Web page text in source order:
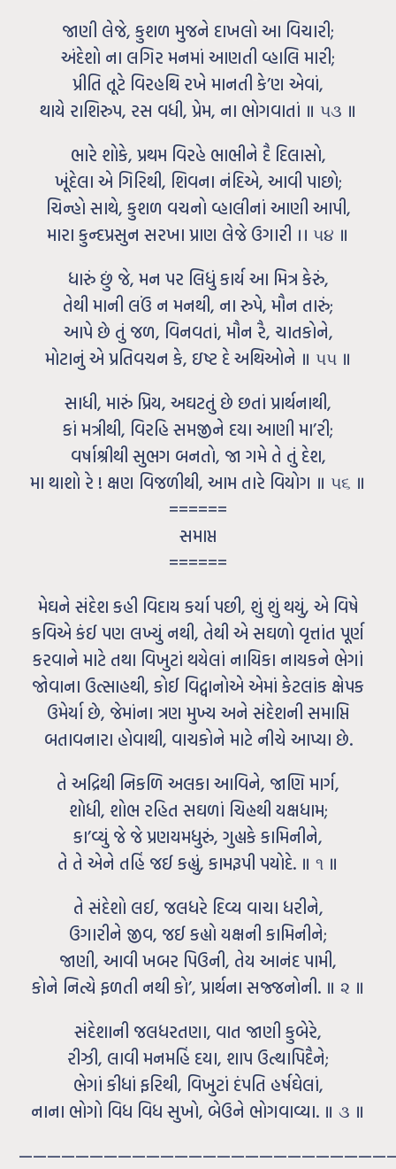
જાણી લેજે, કુશળ મુજને દાખલો આ વિચારી;
અંદેશો ના લગિર મનમાં આણતી વ્હાલિ મારી;
પ્રીતિ તૂટે વિરહથિ રખે માનતી કે’ણ એવાં,
થાયે રાશિરુપ, રસ વધી, પ્રેમ, ના ભોગવાતાં ॥ ૫૩ ॥
ભારે શોકે, પ્રથમ વિરહે ભાભીને દૈ દિલાસો,
ખૂંદેલા એ ગિરિથી, શિવના નંદિએ, આવી પાછો;
ચિન્હો સાથે, કુશળ વચનો વ્હાલીનાં આણી આપી,
મારા કુન્દપ્રસુન સરખા પ્રાણ લેજે ઉગારી ।। ૫૪ ॥
ધારું છું જે, મન પર લિધું કાર્ય આ મિત્ર કેરું,
તેથી માની લઉં ન મનથી, ના રુપે, મૌન તારું;
આપે છે તું જળ, વિનવતાં, મૌન રૈ, ચાતકોને,
મોટાનું એ પ્રતિવચન કે, ઇષ્ટ દે અથિઓને ॥ ૫૫ ॥
સાધી, મારું પ્રિય, અઘટતું છે છતાં પ્રાર્થનાથી,
કાં મત્રીથી, વિરહિ સમજીને દયા આણી મા’રી;
વર્ષાશ્રીથી સુભગ બનતો, જા ગમે તે તું દેશ,
મા થાશો રે ! ક્ષણ વિજળીથી, આમ તારે વિયોગ ॥ ૫૬ ॥
======
સમાપ્ત
======
મેઘને સંદેશ કહી વિદાય કર્યા પછી, શું શું થયું, એ વિષે
કવિએ કંઈ પણ લખ્યું નથી, તેથી એ સઘળો વૃત્તાંત પૂર્ણ
કરવાને માટે તથા વિખુટાં થયેલાં નાયિકા નાયકને ભેગાં
જોવાના ઉત્સાહથી, કોઈ વિદ્વાનોએ એમાં કેટલાંક ક્ષેપક
ઉમેર્યા છે, જેમાંના ત્રણ મુખ્ય અને સંદેશની સમાપ્તિ
બતાવનારા હોવાથી, વાચકોને માટે નીચે આપ્યા છે.
તે અદ્રિથી નિકળિ અલકા આવિને, જાણિ માર્ગ,
શોધી, શોભ રહિત સઘળાં ચિહ્નથી યક્ષધામ;
કા’વ્યું જે જે પ્રણયમધુરું, ગુહ્યકે કામિનીને,
તે તે એને તહિં જઈ કહ્યું, કામરૂપી પયોદે. ॥ ૧ ॥
તે સંદેશો લઈ, જલધરે દિવ્ય વાચા ધરીને,
ઉગારીને જીવ, જઈ કહ્યો યક્ષની કામિનીને;
જાણી, આવી ખબર પિઉની, તેય આનંદ પામી,
કોને નિત્યે ફળતી નથી કો’, પ્રાર્થના સજ્જનોની. ॥ ૨ ॥
સંદેશાની જલધરતણા, વાત જાણી કુબેરે,
રીઝી, લાવી મનમહિં દયા, શાપ ઉત્થાપિદૈને;
ભેગાં કીધાં ફરિથી, વિખુટાં દંપતિ હર્ષઘેલાં,
નાના ભોગો વિધ વિધ સુખો, બેઉને ભોગવાવ્યા. ॥ ૩ ॥